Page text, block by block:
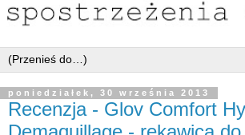
poniedziałek, 30 września 2013
Recenzja - Glov Comfort